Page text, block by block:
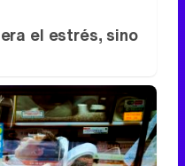
el estrés, sino